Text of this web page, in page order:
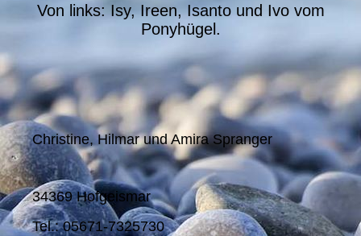
Von links: Isy, Ireen, Isanto und Ivo vom
Ponyhügel.
Christine, Hilmar und Amira Spranger
34369 Hofgeismar
Tel.: 05671-7325730